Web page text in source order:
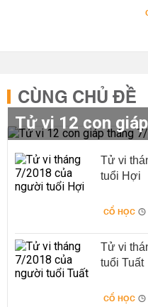
CÙNG CHỦ ĐỀ
Tử vi 12 con
Tử vi
tuổi Hợi
CỔ HỌC
Tử vi
tuổi Tuất
CỔ HỌC